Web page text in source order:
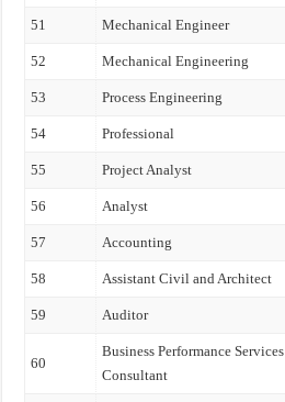
51 Mechanical Engineer
52 Mechanical Engineering
53 Process Engineering
54 Professional
55 Project Analyst
56 Analyst
57 Accounting
58 Assistant Civil and Architect
59 Auditor
60
Business Performance Services
Consultant